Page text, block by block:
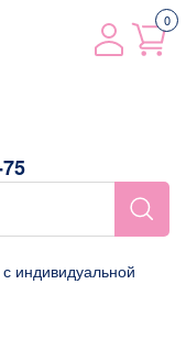
0
индивидуальной